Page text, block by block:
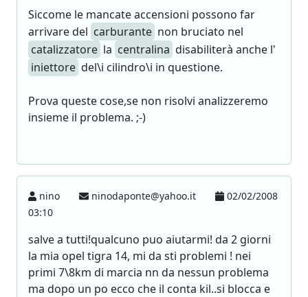
Siccome le mancate accensioni possono far
arrivare del carburante non bruciato nel
catalizzatore la centralina disabiliterà anche l'
iniettore del\i cilindro\i in questione.
Prova queste cose,se non risolvi analizzeremo
insieme il problema. ;-)
nino ninodaponte@yahoo.it
02/02/2008
03:10
salve a tutti!qualcuno puo aiutarmi! da 2 giorni
la mia opel tigra 14, mi da sti problemi ! nei
primi 7\8km di marcia nn da nessun problema
ma dopo un po ecco che il conta kil..si blocca e